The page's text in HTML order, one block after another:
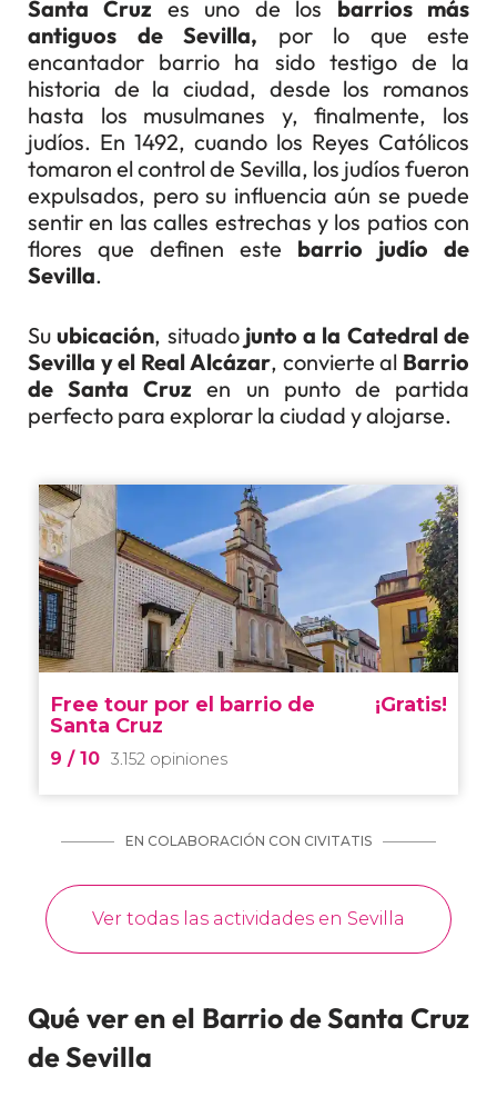
Santa Cruz es uno de los barrios más
antiguos de Sevilla, por lo que este
encantador barrio ha sido testigo de la
historia de la ciudad, desde los romanos
hasta los musulmanes y, finalmente, los
judíos. En 1492, cuando los Reyes Católicos
tomaron el control de Sevilla, los judíos fueron
expulsados, pero su influencia aún se puede
sentir en las calles estrechas y los patios con
flores que definen este barrio judío de
Sevilla.
Suubicación, situado junto a la Catedral de
Sevilla y el Real Alcázar, convierte al Barrio
de Santa Cruz en un punto de partida
perfecto para explorar la ciudad y alojarse.
Qué ver en el Barrio de Santa Cruz
de Sevilla